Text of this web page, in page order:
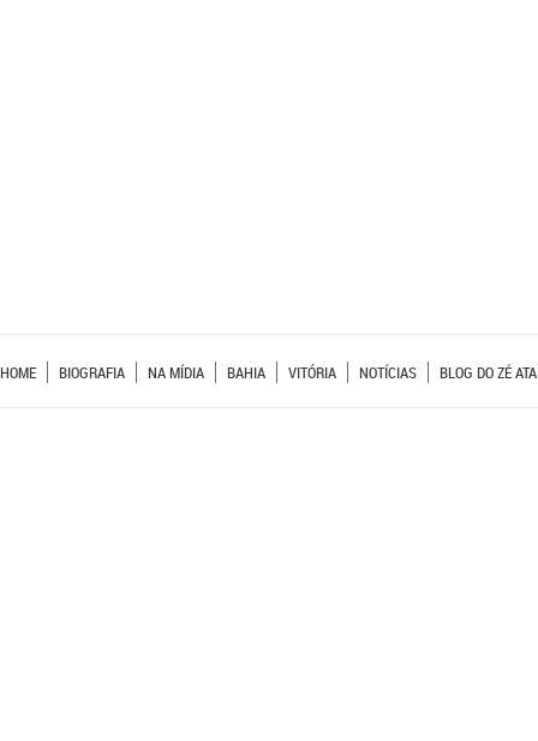
HOME BIOGRAFIA NA MÍDIA BAHIA VITÓRIA NOTÍCIAS BLOG DO ZÉ